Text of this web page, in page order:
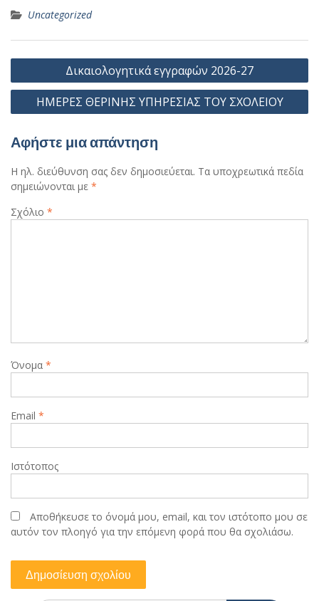
Uncategorized
Πλοήγηση
άρθρων
Δικαιολογητικά εγγραφών 2026-27
ΗΜΕΡΕΣ ΘΕΡΙΝΗΣ ΥΠΗΡΕΣΙΑΣ ΤΟΥ ΣΧΟΛΕΙΟΥ
Αφήστε μια απάντηση
Η ηλ. διεύθυνση σας δεν δημοσιεύεται. Τα υποχρεωτικά πεδία
σημειώνονται με *
Σχόλιο *
Όνομα *
Email *
Ιστότοπος
Αποθήκευσε το όνομά μου, email, και τον ιστότοπο μου σε
αυτόν τον πλοηγό για την επόμενη φορά που θα σχολιάσω.